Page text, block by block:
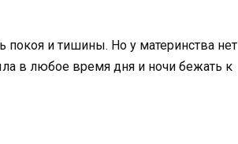
покоя и тишины. Но у материнства нет
в любое время дня и ночи бежать к